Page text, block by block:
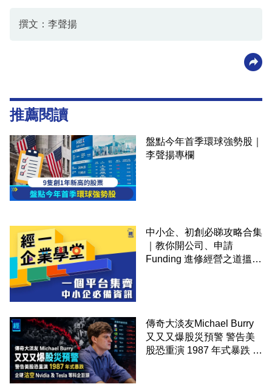
撰文：李聲揚
推薦閱讀
盤點今年首季環球強勢股｜
李聲揚專欄
中小企、初創必睇攻略合集
｜教你開公司、申請
Funding 進修經營之道搵大
傳奇大淡友Michael Burry
又又又爆股災預警 警告美
股恐重演 1987 年式暴跌 企